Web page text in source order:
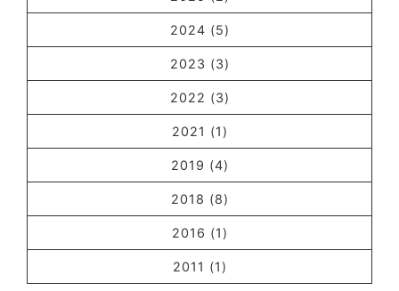
2024 (5)
2023 (3)
2022 (3)
2021 (1)
2019 (4)
2018 (8)
2016 (1)
2011 (1)